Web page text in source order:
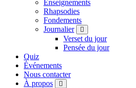
Enseignements
Rhapsodies
Fondements
Journalier
Verset du jour
Pensée du jour
Quiz
Événements
Nous contacter
À propos